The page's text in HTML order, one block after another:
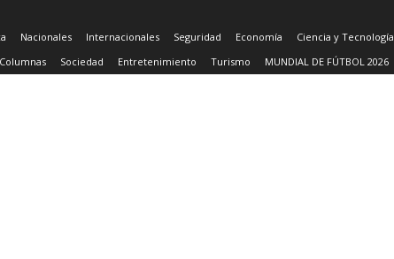
Nacionales Internacionales Seguridad Economía Ciencia y Tecnología
Columnas Sociedad Entretenimiento Turismo MUNDIAL DE FÚTBOL 2026